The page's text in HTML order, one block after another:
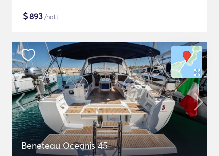
$893 /natt
Beneteau Oceanis 45